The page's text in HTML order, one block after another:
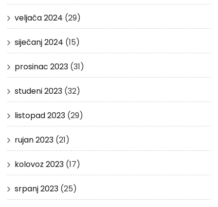
veljača 2024 (29)
siječanj 2024 (15)
prosinac 2023 (31)
studeni 2023 (32)
listopad 2023 (29)
rujan 2023 (21)
kolovoz 2023 (17)
srpanj 2023 (25)